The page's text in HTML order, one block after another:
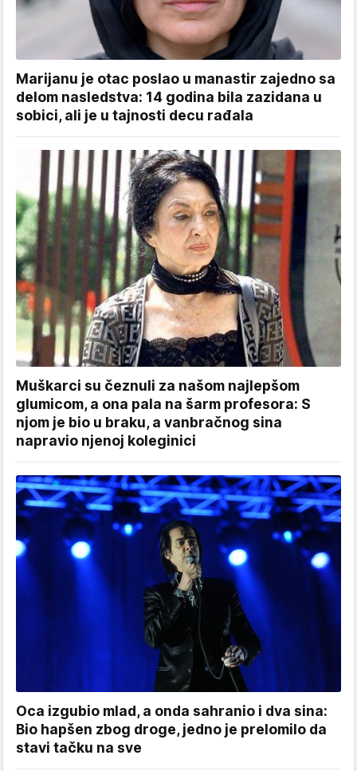
Marijanu je otac poslao u manastir zajedno sa
delom nasledstva: 14 godina bila zazidana u
sobici, ali je u tajnosti decu rađala
Muškarci su čeznuli za našom najlepšom
glumicom, a ona pala na šarm profesora: S
njom je bio u braku, a vanbračnog sina
napravio njenoj koleginici
Oca izgubio mlad, a onda sahranio i dva sina:
Bio hapšen zbog droge, jedno je prelomilo da
stavi tačku na sve